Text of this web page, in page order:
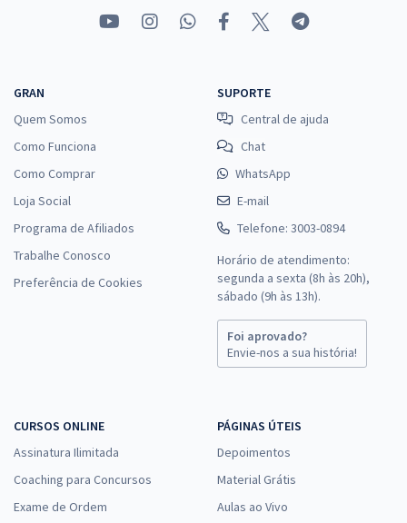
GRAN
Quem Somos
Como Funciona
Como Comprar
Loja Social
Programa de Afiliados
Trabalhe Conosco
Preferência de Cookies
SUPORTE
Central de ajuda
Chat
WhatsApp
E-mail
Telefone: 3003-0894
Horário de atendimento:
segunda a sexta (8h às 20h),
sábado (9h às 13h).
Foi aprovado?
Envie-nos a sua história!
CURSOS ONLINE
Assinatura Ilimitada
Coaching para Concursos
Exame de Ordem
PÁGINAS ÚTEIS
Depoimentos
Material Grátis
Aulas ao Vivo